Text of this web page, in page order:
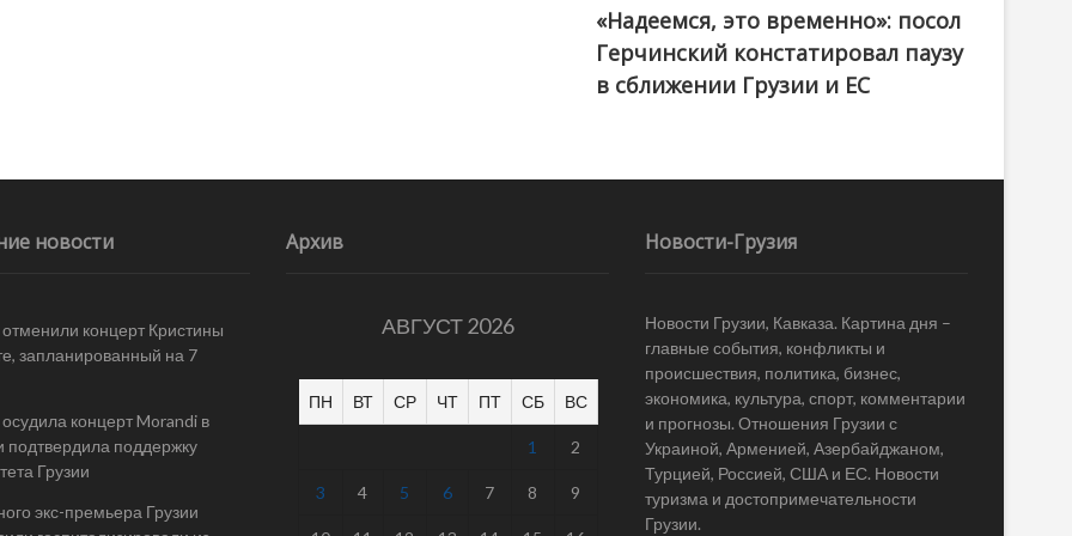
«Надеемся, это временно»: посол
Герчинский констатировал паузу
в сближении Грузии и ЕС
новости
концерт Кристины
запланированный на 7
концерт Morandi в
подтвердила поддержку
Грузии
экс-премьера Грузии
Архив
АВГУСТ 2026
ПН ВТ СР ЧТ ПТ СБ ВС
1 2
3 4 5 6 7 8 9
Новости-Грузия
Новости Грузии, Кавказа. Картина дня –
главные события, конфликты и
происшествия, политика, бизнес,
экономика, культура, спорт, комментарии
и прогнозы. Отношения Грузии с
Украиной, Арменией, Азербайджаном,
Турцией, Россией, США и ЕС. Новости
туризма и достопримечательности
Грузии.